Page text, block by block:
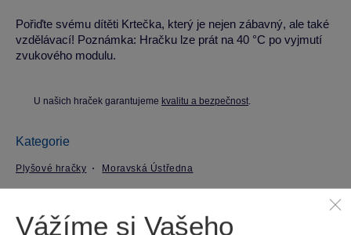
Pořiďte svému dítěti Krtečka, který je nejen zábavný, ale také
vzdělávací! Poznámka: Hračku lze prát na 40 °C po vyjmutí
zvukového modulu.
U našich hraček garantujeme kvalitu a bezpečnost.
Kategorie
Plyšové hračky Moravská Ústředna
Vážíme si Vašeho